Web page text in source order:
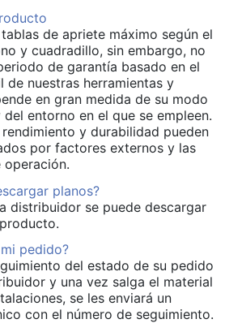
de apriete máximo según el
y cuadradillo, sin embargo, no
de garantía basado en el
de nuestras herramientas y
en gran medida de su modo
entorno en el que se empleen.
y durabilidad pueden
por factores externos y las
operación.
planos?
distribuidor se puede descargar
pedido?
del estado de su pedido
y una vez salga el material
se les enviará un
con el número de seguimiento.